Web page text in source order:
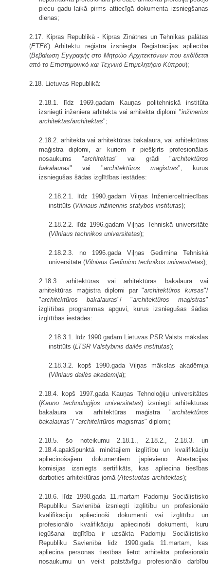
piecu gadu laikā pirms attiecīgā dokumenta izsniegšanas
dienas;
2.17. Kipras Republikā - Kipras Zinātnes un Tehnikas palātas
(ETEK) Arhitektu reģistra izsniegta Reģistrācijas apliecība
(Βεβαίωση Εγγραφής στο Μητρώο Αρχιτεκτόνων που εκδίδεται
από το Επιστημονικό και Τεχνικό Επιμελητήριο Κύπρου);
2.18. Lietuvas Republikā:
2.18.1. līdz 1969.gadam Kauņas politehniskā institūta
izsniegti inženiera arhitekta vai arhitekta diplomi "inžinerius
architektas/architektas";
2.18.2. arhitekta vai arhitektūras bakalaura, vai arhitektūras
maģistra diplomi, ar kuriem ir piešķirts profesionālais
nosaukums "architektas" vai grādi "architektûros
bakalauras" vai "architektûros magistras", kurus
izsniegušas šādas izglītības iestādes:
2.18.2.1. līdz 1990.gadam Viļņas Inženierceltniecības
institūts (Vilniaus inžinerinis statybos institutas);
2.18.2.2. līdz 1996.gadam Viļņas Tehniskā universitāte
(Vilniaus technikos universitetas);
2.18.2.3. no 1996.gada Viļņas Ģedimina Tehniskā
universitāte (Vilniaus Gedimino technikos universitetas);
2.18.3. arhitektūras vai arhitektūras bakalaura vai
arhitektūras maģistra diplomi par "architektûros kursas"/
"architektûros bakalauras"/ "architektûros magistras"
izglītības programmas apguvi, kurus izsniegušas šādas
izglītības iestādes:
2.18.3.1. līdz 1990.gadam Lietuvas PSR Valsts mākslas
institūts (LTSR Valstybinis dailės institutas);
2.18.3.2. kopš 1990.gada Viļņas mākslas akadēmija
(Vilniaus dailės akademija);
2.18.4. kopš 1997.gada Kauņas Tehnoloģiju universitātes
(Kauno technologijos universitetas) izsniegti arhitektūras
bakalaura vai arhitektūras maģistra "architektûros
bakalauras"/ "architektûros magistras" diplomi;
2.18.5. šo noteikumu 2.18.1., 2.18.2., 2.18.3. un
2.18.4.apakšpunktā minētajiem izglītību un kvalifikāciju
apliecinošajiem dokumentiem jāpievieno Atestācijas
komisijas izsniegts sertifikāts, kas apliecina tiesības
darboties arhitektūras jomā (Atestuotas architektas);
2.18.6. līdz 1990.gada 11.martam Padomju Sociālistisko
Republiku Savienībā izsniegti izglītību un profesionālo
kvalifikāciju apliecinoši dokumenti vai izglītību un
profesionālo kvalifikāciju apliecinoši dokumenti, kuru
iegūšanai izglītība ir uzsākta Padomju Sociālistisko
Republiku Savienībā līdz 1990.gada 11.martam, kas
apliecina personas tiesības lietot arhitekta profesionālo
nosaukumu un veikt patstāvīgu profesionālo darbību